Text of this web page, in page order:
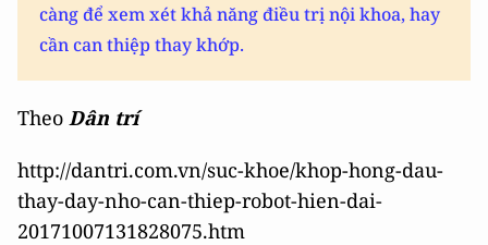
càng để xem xét khả năng điều trị nội khoa, hay
cần can thiệp thay khớp.
Theo Dân trí
http://dantri.com.vn/suc-khoe/khop-hong-dau-
thay-day-nho-can-thiep-robot-hien-dai-
20171007131828075.htm